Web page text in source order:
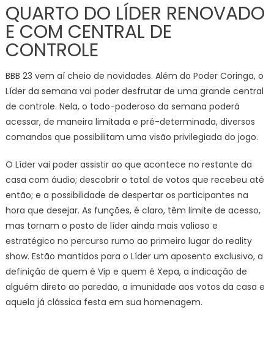
QUARTO DO LÍDER RENOVADO
E COM CENTRAL DE
CONTROLE
BBB 23 vem aí cheio de novidades. Além do Poder Coringa, o
Líder da semana vai poder desfrutar de uma grande central
de controle. Nela, o todo-poderoso da semana poderá
acessar, de maneira limitada e pré-determinada, diversos
comandos que possibilitam uma visão privilegiada do jogo.
O Líder vai poder assistir ao que acontece no restante da
casa com áudio; descobrir o total de votos que recebeu até
então; e a possibilidade de despertar os participantes na
hora que desejar. As funções, é claro, têm limite de acesso,
mas tornam o posto de líder ainda mais valioso e
estratégico no percurso rumo ao primeiro lugar do reality
show. Estão mantidos para o Líder um aposento exclusivo, a
definição de quem é Vip e quem é Xepa, a indicação de
alguém direto ao paredão, a imunidade aos votos da casa e
aquela já clássica festa em sua homenagem.